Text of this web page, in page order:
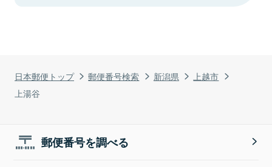
日本郵便トップ 郵便番号検索 新潟県
上越市
上湯谷
郵便番号を調べる